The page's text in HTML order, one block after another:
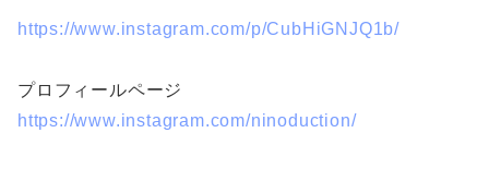
https://www.instagram.com/p/CubHiGNJQ1b/
プロフィールページ
https://www.instagram.com/ninoduction/